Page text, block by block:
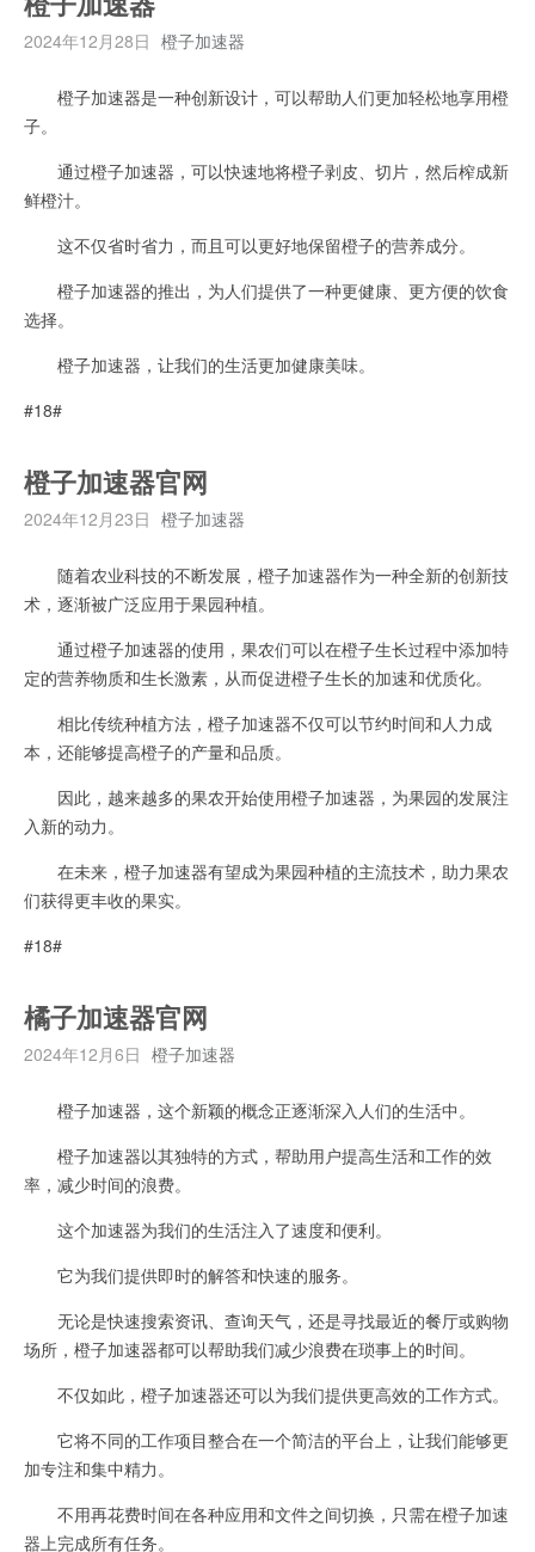
2024年12月28日 橙子加速器
橙子加速器是一种创新设计，可以帮助人们更加轻松地享用橙
子。
通过橙子加速器，可以快速地将橙子剥皮、切片，然后榨成新
鲜橙汁。
这不仅省时省力，而且可以更好地保留橙子的营养成分。
橙子加速器的推出，为人们提供了一种更健康、更方便的饮食
选择。
橙子加速器，让我们的生活更加健康美味。
#18#
橙子加速器官网
2024年12月23日 橙子加速器
随着农业科技的不断发展，橙子加速器作为一种全新的创新技
术，逐渐被广泛应用于果园种植。
通过橙子加速器的使用，果农们可以在橙子生长过程中添加特
定的营养物质和生长激素，从而促进橙子生长的加速和优质化。
相比传统种植方法，橙子加速器不仅可以节约时间和人力成
本，还能够提高橙子的产量和品质。
因此，越来越多的果农开始使用橙子加速器，为果园的发展注
入新的动力。
在未来，橙子加速器有望成为果园种植的主流技术，助力果农
们获得更丰收的果实。
#18#
橘子加速器官网
2024年12月6日 橙子加速器
橙子加速器，这个新颖的概念正逐渐深入人们的生活中。
橙子加速器以其独特的方式，帮助用户提高生活和工作的效
率，减少时间的浪费。
这个加速器为我们的生活注入了速度和便利。
它为我们提供即时的解答和快速的服务。
无论是快速搜索资讯、查询天气，还是寻找最近的餐厅或购物
场所，橙子加速器都可以帮助我们减少浪费在琐事上的时间。
不仅如此，橙子加速器还可以为我们提供更高效的工作方式。
它将不同的工作项目整合在一个简洁的平台上，让我们能够更
加专注和集中精力。
不用再花费时间在各种应用和文件之间切换，只需在橙子加速
器上完成所有任务。